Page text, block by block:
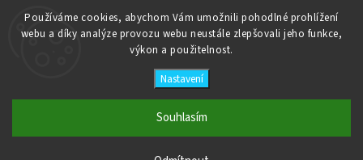
Používáme cookies, abychom Vám umožnili pohodlné prohlížení
webu a díky analýze provozu webu neustále zlepšovali jeho funkce,
výkon a použitelnost.
Nastavení
Souhlasím
Jaký byl Butterfly Wondercon 2025?
Copyright 2026Butterfly Wonderland. Všechna práva vyhrazena.
Shoptet | DesignShoptak.cz